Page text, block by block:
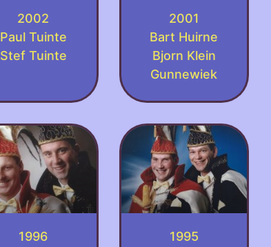
2002
Paul Tuinte
Stef Tuinte
2001
Bart Huirne
Bjorn Klein
Gunnewiek
1996
1995